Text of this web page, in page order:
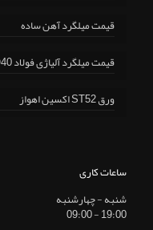
قیمت میلگرد آهن ساده
قیمت میلگرد آلیاژی فولاد MO40
ورق ST52 اکسین اهواز
ساعات کاری
شنبه - چهارشنبه
19:00 - 09:00